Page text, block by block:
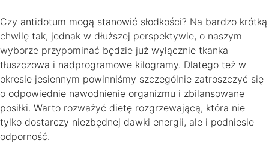
Czy antidotum mogą stanowić słodkości? Na bardzo krótką
chwilę tak, jednak w dłuższej perspektywie, o naszym
wyborze przypominać będzie już wyłącznie tkanka
tłuszczowa i nadprogramowe kilogramy. Dlatego też w
okresie jesiennym powinniśmy szczególnie zatroszczyć się
o odpowiednie nawodnienie organizmu i zbilansowane
posiłki. Warto rozważyć dietę rozgrzewającą, która nie
tylko dostarczy niezbędnej dawki energii, ale i podniesie
odporność.